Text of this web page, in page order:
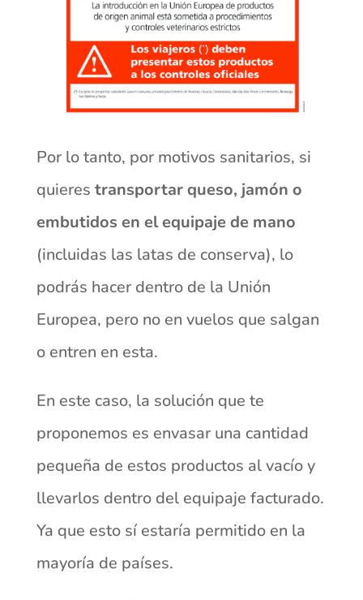
Por lo tanto, por motivos sanitarios, si
quieres transportar queso, jamón o
embutidos en el equipaje de mano
(incluidas las latas de conserva), lo
podrás hacer dentro de la Unión
Europea, pero no en vuelos que salgan
o entren en esta.
En este caso, la solución que te
proponemos es envasar una cantidad
pequeña de estos productos al vacío y
llevarlos dentro del equipaje facturado.
Ya que esto sí estaría permitido en la
mayoría de países.